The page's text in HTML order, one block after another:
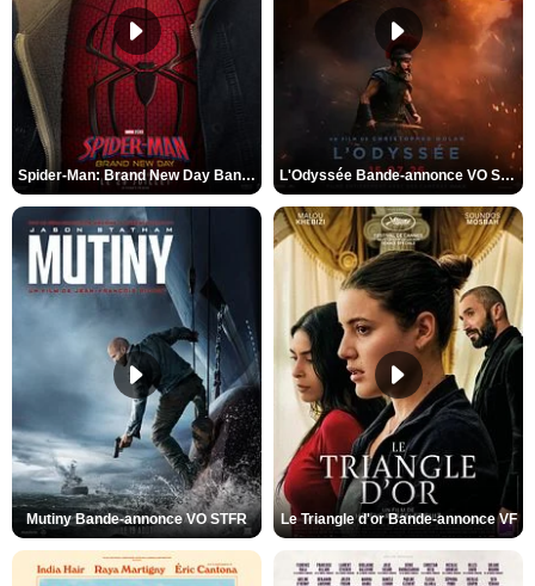
Spider-Man: Brand New Day Bande-annonce VO STFR L'Odyssée Bande-annonce VO STFR
Mutiny Bande-annonce VO STFR Le Triangle d'or Bande-annonce VF